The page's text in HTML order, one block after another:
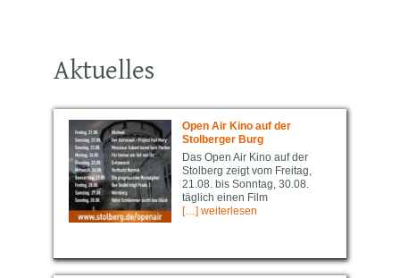
Aktuelles
Open Air Kino auf der
Stolberger Burg
Das Open Air Kino auf der
Stolberg zeigt vom Freitag,
21.08. bis Sonntag, 30.08.
täglich einen Film
[…] weiterlesen